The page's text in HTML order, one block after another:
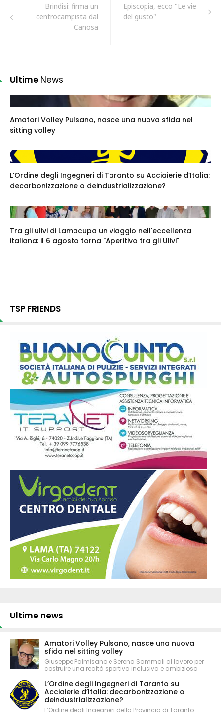
Brindisi: firma un
centrocampista dal
Canosa
Episcopia, ecco "Le vie
del gusto"
Ultime News
Amatori Volley Pulsano, nasce una nuova sfida nel
sitting volley
L’Ordine degli Ingegneri di Taranto su Acciaierie d’Italia:
decarbonizzazione o deindustrializzazione?
Tra gli ulivi di Lamacupa un viaggio nell'eccellenza
italiana: il 6 agosto torna "Aperitivo tra gli Ulivi"
TSP FRIENDS
Ultime news
Amatori Volley Pulsano, nasce una nuova
sfida nel sitting volley
Giuseppe Palmisano e Serena Sammali al lavoro per
costruire una realtà sportiva inclusiva e ambiziosa
L’Ordine degli Ingegneri di Taranto su
Acciaierie d’Italia: decarbonizzazione o
deindustrializzazione?
L’Ordine degli Ingegneri della Provincia di Taranto